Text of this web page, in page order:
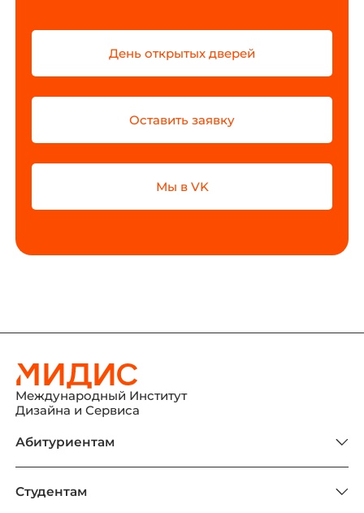
День открытых дверей
Оставить заявку
Мы в VK
Международный Институт
Дизайна и Сервиса
Абитуриентам
Студентам